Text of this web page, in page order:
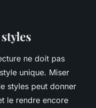
ne doit pas
unique. Miser
styles peut donner
le rendre encore